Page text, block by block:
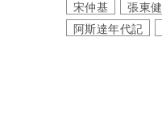
宋仲基 張東健
阿斯達年代記